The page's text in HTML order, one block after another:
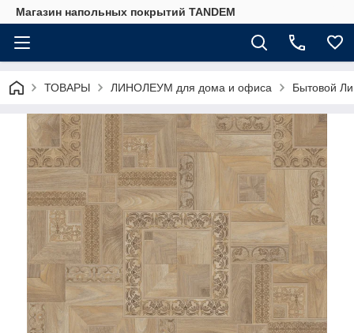
Магазин напольных покрытий TANDEM
ТОВАРЫ ЛИНОЛЕУМ для дома и офиса Бытовой